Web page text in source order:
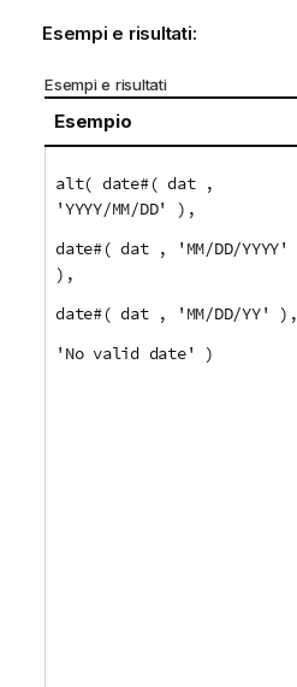
Esempi e risultati:
Esempi e risultati
Esempio
alt( date#( dat ,
'YYYY/MM/DD' ),
date#( dat , 'MM/DD/YYYY'
),
date#( dat , 'MM/DD/YY' ),
'No valid date' )